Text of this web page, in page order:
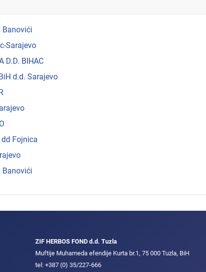
Banovići
Sarajevo
D.D. BIHAC
d.d. Sarajevo
Fojnica
Banovići
ZIF HERBOS FOND d.d. Tuzla
Muftije Muhameda efendije Kurta br.1, 75 000 Tuzla, BiH
tel: +387 (0) 35/227-666